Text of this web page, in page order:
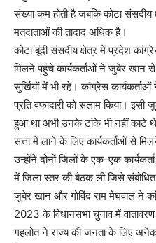
संख्या कम होती है जबकि कोटा संसदीय
मतदाताओं की तादाद अधिक है।
कोटा बूंदी संसदीय क्षेत्र में प्रदेश
मिलने पहुंचे कार्यकर्ताओं ने जुबेर
सुर्खियों में भी रहे। कांग्रेस
प्रति वफादारी को सलाम किया।
हुआ था अभी उनके टांके भी नहीं काटे थे
सत्ता में लाने के लिए कार्यकर्ताओं से
उन्होंने दोनों जिलों के एक-एक
में जिला स्तर की बैठक ली जिसे संबोधित
जुबेर खान और गोविंद राम मेघवाल ने
2023 के विधानसभा चुनाव में
गहलोत ने राज्य की जनता के लिए